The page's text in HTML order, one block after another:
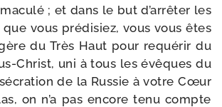
; et dans le but d’ar­rê­ter les
vous pré­di­siez, vous vous êtes
du Très Haut pour requé­rir du
​Christ, uni à tous les évêques du
de la Russie à votre Cœur
on n’a pas encore tenu compte